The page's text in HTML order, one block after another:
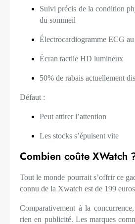
Suivi précis de la condition
du sommeil
Électrocardiogramme ECG
Écran tactile HD lumineux
50% de rabais actuellement
Défaut :
Peut attirer l’attention
Les stocks s’épuisent vite
Combien coûte XWatch
Tout le monde pourrait s’offrir ce
connu de la Xwatch est de 199
Comparativement à la
rien en publicité. Les marques